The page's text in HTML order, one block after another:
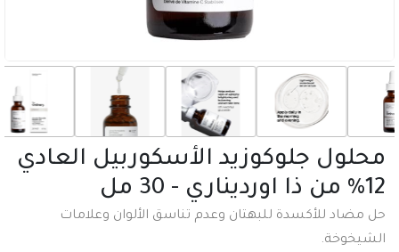
محلول جلوكوزيد الأسكوربيل العادي
12% من ذا اورديناري - 30 مل
حل مضاد للأكسدة للبهتان وعدم تناسق الألوان وعلامات
الشيخوخة.